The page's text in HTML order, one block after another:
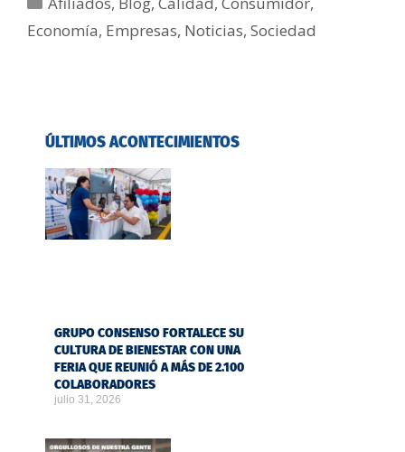
Economía, Empresas, Noticias, Sociedad
ÚLTIMOS ACONTECIMIENTOS
GRUPO CONSENSO FORTALECE SU
CULTURA DE BIENESTAR CON UNA
FERIA QUE REUNIÓ A MÁS DE 2.100
COLABORADORES
julio 31, 2026